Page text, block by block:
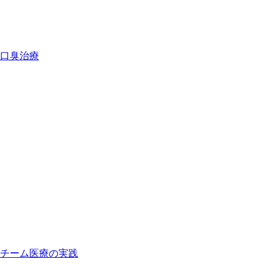
口臭治療
チーム医療の実践